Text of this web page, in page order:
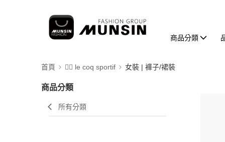
商品分類
首頁 🚴‍♂️ le coq sportif 女裝 | 褲子/裙裝
商品分類
所有分類